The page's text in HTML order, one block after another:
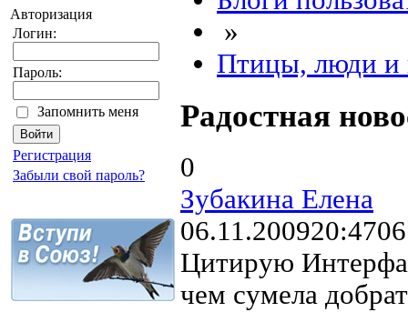
Авторизация
Логин:
Пароль:
Запомнить меня
Регистрация
Забыли свой пароль?
»
Птицы, люди и
Радостная
0
Зубакина Елена
06.11.200920:47
Цитирую
чем сумела